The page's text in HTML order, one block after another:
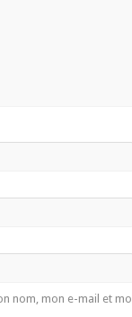
nom, mon e-mail et